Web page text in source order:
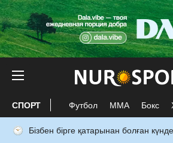
СПОРТ Футбол ММА Бокс
Бізбен бірге қатарынан болған